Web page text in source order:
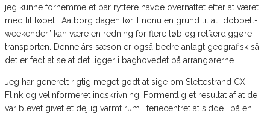
jeg kunne fornemme et par ryttere havde overnattet efter at været
med til løbet i Aalborg dagen før. Endnu en grund til at ”dobbelt-
weekender” kan være en redning for flere løb og retfærdiggøre
transporten. Denne års sæson er også bedre anlagt geografisk så
det er fedt at se at det ligger i baghovedet på arrangørerne.
Jeg har generelt rigtig meget godt at sige om Slettestrand CX.
Flink og velinformeret indskrivning. Formentlig et resultat af at de
var blevet givet et dejlig varmt rum i feriecentret at sidde i på en